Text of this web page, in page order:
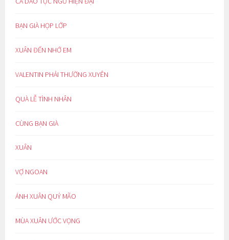
BẠN GIÀ HỌP LỚP
XUÂN ĐẾN NHỚ EM
VALENTIN PHẢI THƯỜNG XUYÊN
QUÀ LỄ TÌNH NHÂN
CÙNG BẠN GIÀ
XUÂN
VỢ NGOAN
ÁNH XUÂN QUÝ MÃO
MÙA XUÂN ƯỚC VỌNG